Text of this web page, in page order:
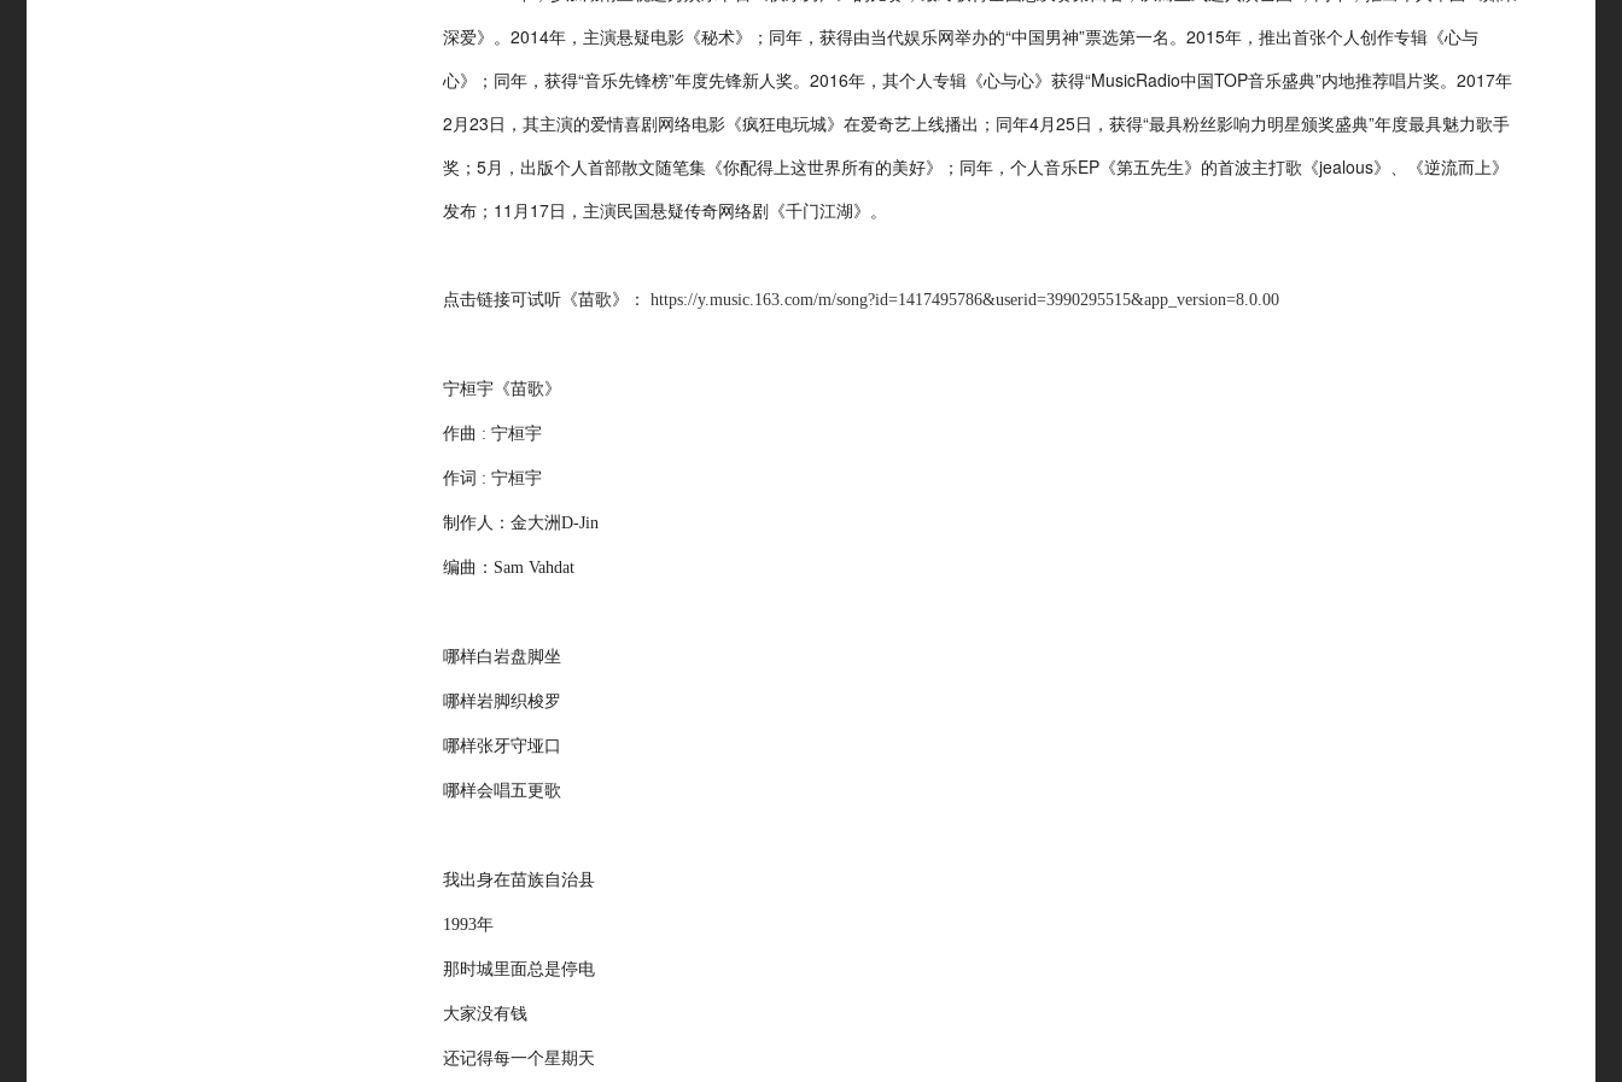
深爱》。2014年，主演悬疑电影《秘术》；同年，获得由当代娱乐网举办的“中国男神”票选第一名。2015年，推出首张个人创作专辑《心与
心》；同年，获得“音乐先锋榜”年度先锋新人奖。2016年，其个人专辑《心与心》获得“MusicRadio中国TOP音乐盛典”内地推荐唱片奖。2017年
2月23日，其主演的爱情喜剧网络电影《疯狂电玩城》在爱奇艺上线播出；同年4月25日，获得“最具粉丝影响力明星颁奖盛典”年度最具魅力歌手
奖；5月，出版个人首部散文随笔集《你配得上这世界所有的美好》；同年，个人音乐EP《第五先生》的首波主打歌《jealous》、《逆流而上》
发布；11月17日，主演民国悬疑传奇网络剧《千门江湖》。
点击链接可试听《苗歌》： https://y.music.163.com/m/song?id=1417495786&userid=3990295515&app_version=8.0.00
宁桓宇《苗歌》
作曲 : 宁桓宇
作词 : 宁桓宇
制作人：金大洲D-Jin
编曲：Sam Vahdat
哪样白岩盘脚坐
哪样岩脚织梭罗
哪样张牙守垭口
哪样会唱五更歌
我出身在苗族自治县
1993年
那时城里面总是停电
大家没有钱
还记得每一个星期天